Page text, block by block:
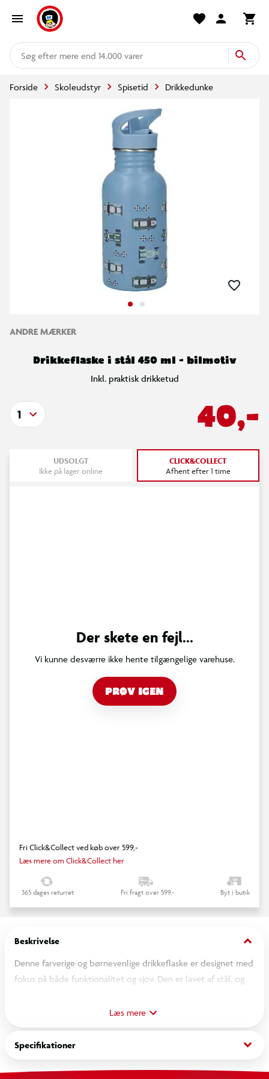
mere end 14.000 varer
Forside Skoleudstyr Spisetid Drikkedunke
ANDRE MÆRKER
Drikkeflaske i stål 450 ml - bilmotiv
Inkl. praktisk drikketud
40,-
1
UDSOLGT
Ikke på lager online
CLICK&COLLECT
Afhent efter 1 time
Der skete en fejl...
Vi kunne desværre ikke hente tilgængelige varehuse.
PRØV IGEN
Fri Click&Collect ved køb over 599,-
Læs mere om Click&Collect her
365 dages returret Fri fragt over 599,- Byt i butik
Beskrivelse keyboard_arrow_down
Denne farverige og børnevenlige drikkeflaske er designet med
fokus på både funktionalitet og sjov. Den er lavet af stål, og
Flasken kan indeholde 450 ml.
Læs mere
Specifikationer keyboard_arrow_down